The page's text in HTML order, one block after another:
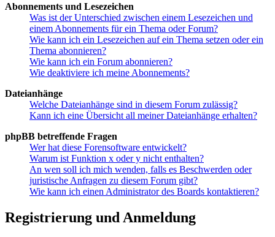
Abonnements und Lesezeichen
Was ist der Unterschied zwischen einem Lesezeichen und
einem Abonnements für ein Thema oder Forum?
Wie kann ich ein Lesezeichen auf ein Thema setzen oder ein
Thema abonnieren?
Wie kann ich ein Forum abonnieren?
Wie deaktiviere ich meine Abonnements?
Dateianhänge
Welche Dateianhänge sind in diesem Forum zulässig?
Kann ich eine Übersicht all meiner Dateianhänge erhalten?
phpBB betreffende Fragen
Wer hat diese Forensoftware entwickelt?
Warum ist Funktion x oder y nicht enthalten?
An wen soll ich mich wenden, falls es Beschwerden oder
juristische Anfragen zu diesem Forum gibt?
Wie kann ich einen Administrator des Boards kontaktieren?
Registrierung und Anmeldung